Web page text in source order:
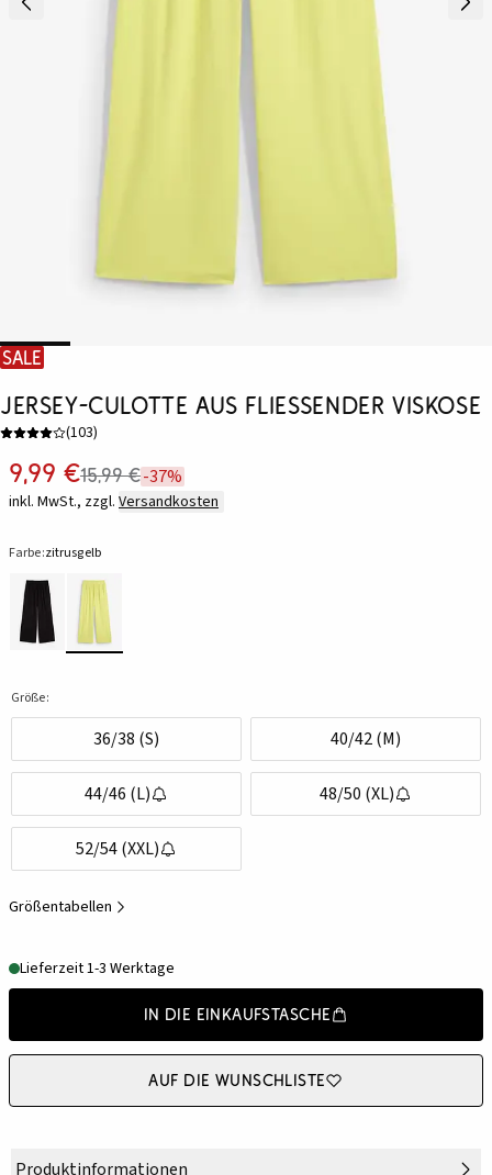
SALE
Jersey-Culotte aus fließender Viskose
(103)
9,99 €15,99 €-37%
inkl. MwSt., zzgl. Versandkosten
Farbe:zitrusgelb
Größe:
36/38 (S) 40/42 (M)
44/46 (L) 48/50 (XL)
52/54 (XXL)
Größentabellen
Lieferzeit 1-3 Werktage
In die Einkaufstasche
Auf die Wunschliste
Produktinformationen